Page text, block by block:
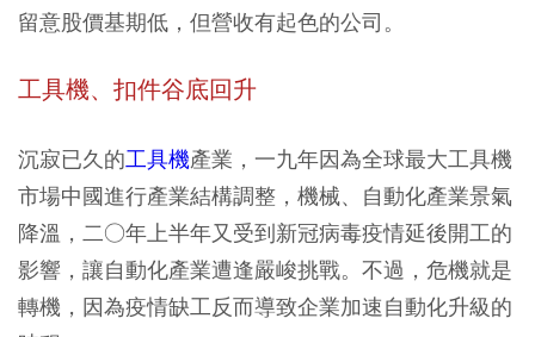
留意股價基期低，但營收有起色的公司。
工具機、扣件谷底回升
沉寂已久的工具機產業，一九年因為全球最大工具機
市場中國進行產業結構調整，機械、自動化產業景氣
降溫，二○年上半年又受到新冠病毒疫情延後開工的
影響，讓自動化產業遭逢嚴峻挑戰。不過，危機就是
轉機，因為疫情缺工反而導致企業加速自動化升級的